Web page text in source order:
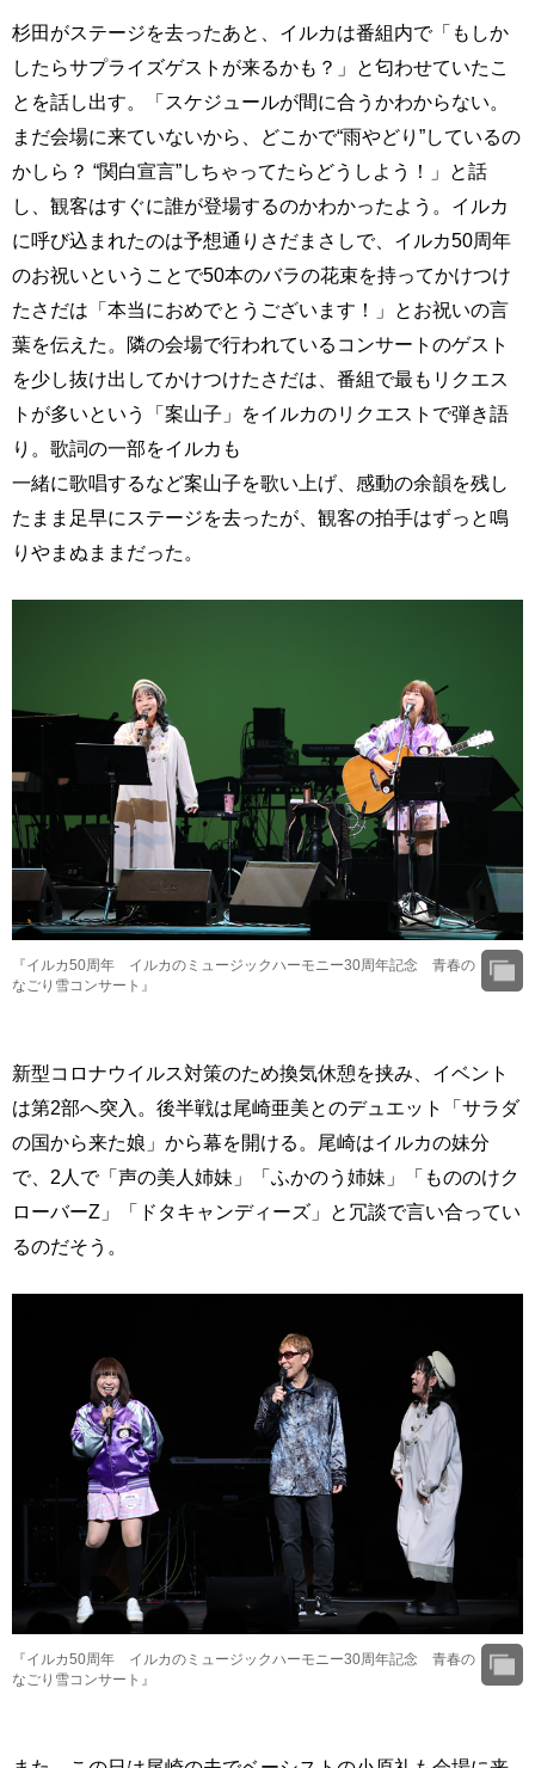
杉田がステージを去ったあと、イルカは番組内で「もしか
したらサプライズゲストが来るかも？」と匂わせていたこ
とを話し出す。「スケジュールが間に合うかわからない。
まだ会場に来ていないから、どこかで“雨やどり”しているの
かしら？ “関白宣言”しちゃってたらどうしよう！」と話
し、観客はすぐに誰が登場するのかわかったよう。イルカ
に呼び込まれたのは予想通りさだまさしで、イルカ50周年
のお祝いということで50本のバラの花束を持ってかけつけ
たさだは「本当におめでとうございます！」とお祝いの言
葉を伝えた。隣の会場で行われているコンサートのゲスト
を少し抜け出してかけつけたさだは、番組で最もリクエス
トが多いという「案山子」をイルカのリクエストで弾き語
り。歌詞の一部をイルカも
一緒に歌唱するなど案山子を歌い上げ、感動の余韻を残し
たまま足早にステージを去ったが、観客の拍手はずっと鳴
りやまぬままだった。
『イルカ50周年 イルカのミュージックハーモニー30周年記念 青春の
なごり雪コンサート』
新型コロナウイルス対策のため換気休憩を挟み、イベント
は第2部へ突入。後半戦は尾崎亜美とのデュエット「サラダ
の国から来た娘」から幕を開ける。尾崎はイルカの妹分
で、2人で「声の美人姉妹」「ふかのう姉妹」「もののけク
ローバーZ」「ドタキャンディーズ」と冗談で言い合ってい
るのだそう。
『イルカ50周年 イルカのミュージックハーモニー30周年記念 青春の
なごり雪コンサート』